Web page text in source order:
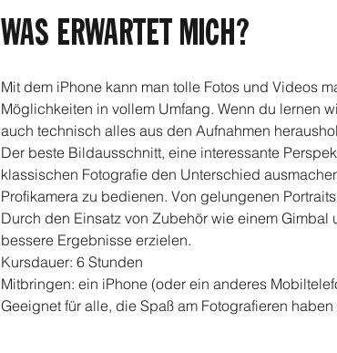
WAS ERWARTET MICH?
Mit dem iPhone kann man tolle Fotos und Videos
Möglichkeiten in vollem Umfang. Wenn du lernen
auch technisch alles aus den Aufnahmen
Der beste Bildausschnitt, eine interessante
klassischen Fotografie den Unterschied
Profikamera zu bedienen. Von gelungenen
Durch den Einsatz von Zubehör wie einem
bessere Ergebnisse erzielen.
Kursdauer: 6 Stunden
Mitbringen: ein iPhone (oder ein anderes
Geeignet für alle, die Spaß am Fotografieren